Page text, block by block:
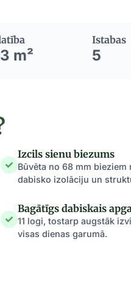
m²
Istabas
5
Izcils sienu biezums
Būvēta no 68 mm
dabisko izolāciju un
Bagātīgs dabiskais
11 logi, tostarp augstāk
visas dienas garumā.